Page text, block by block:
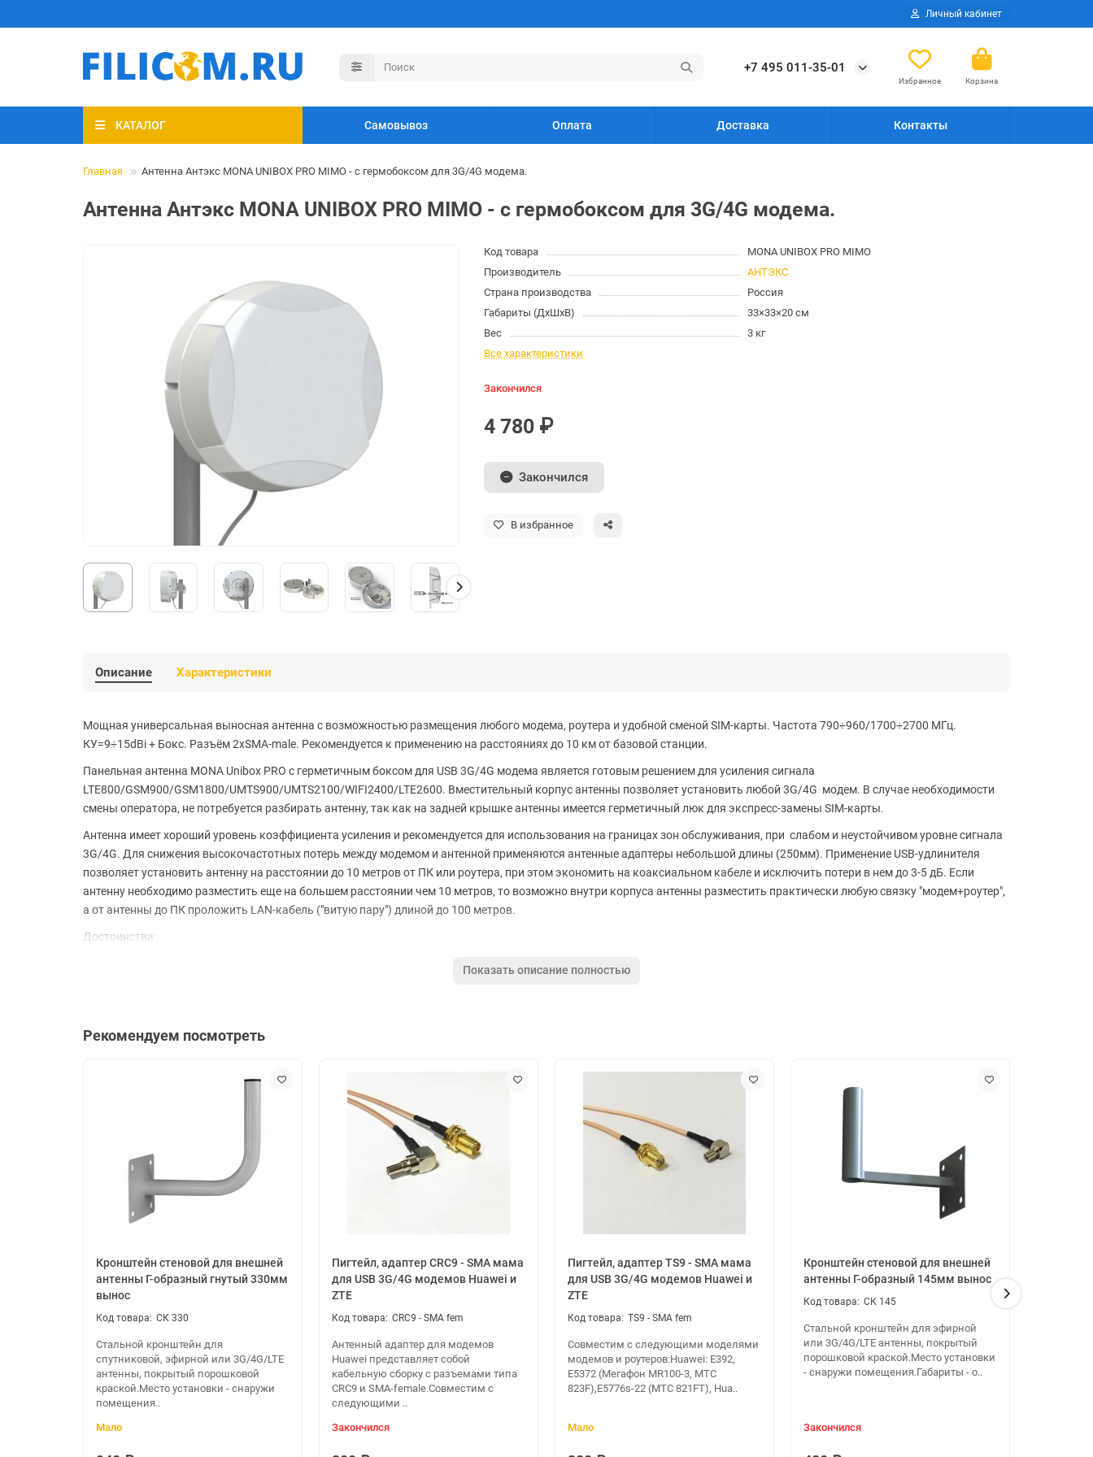
Личный кабинет
+7 495 011-35-01
Избранное Корзина
КАТАЛОГ Самовывоз Оплата Доставка Контакты
Главная Антенна Антэкс MONA UNIBOX PRO MIMO - с гермобоксом для 3G/4G модема.
Антенна Антэкс MONA UNIBOX PRO MIMO - с гермобоксом для 3G/4G модема.
Код товара
MONA UNIBOX PRO MIMO
Производитель
АНТЭКС
Страна производства
Россия
Габариты (ДхШхВ)
33×33×20 см
Вес
3 кг
Все характеристики
Закончился
4 780 ₽
Закончился
В избранное
Описание Характеристики
Мощная универсальная выносная антенна с возможностью размещения любого модема, роутера и удобной сменой SIM-карты. Частота 790÷960/1700÷2700 МГц.
КУ=9÷15dBi + Бокс. Разъём 2xSMA-male. Рекомендуется к применению на расстояниях до 10 км от базовой станции.
Панельная антенна MONA Unibox PRO с герметичным боксом для USB 3G/4G модема является готовым решением для усиления сигнала
LTE800/GSM900/GSM1800/UMTS900/UMTS2100/WIFI2400/LTE2600. Вместительный корпус антенны позволяет установить любой 3G/4G модем. В случае необходимости
смены оператора, не потребуется разбирать антенну, так как на задней крышке антенны имеется герметичный люк для экспресс-замены SIM-карты.
Антенна имеет хороший уровень коэффициента усиления и рекомендуется для использования на границах зон обслуживания, при слабом и неустойчивом уровне сигнала
3G/4G. Для снижения высокочастотных потерь между модемом и антенной применяются антенные адаптеры небольшой длины (250мм). Применение USB-удлинителя
позволяет установить антенну на расстоянии до 10 метров от ПК или роутера, при этом экономить на коаксиальном кабеле и исключить потери в нем до 3-5 дБ. Если
антенну необходимо разместить еще на большем расстоянии чем 10 метров, то возможно внутри корпуса антенны разместить практически любую связку "модем+роутер",
а от антенны до ПК проложить LAN-кабель ("витую пару") длиной до 100 метров.
Достоинства:
Низкие потери в тракте от антенны к модему
Активные излучателя антенны укрыты в пластиковый корпус
Вместительный герметичный бокс обеспечивает защиту модема или связки "модем+роутер" от влаги по классу IP65
Пластик корпуса антенны защищен от воздействия ультрафиолета и имеет увеличенный срок службы.
Антенна имеет современный дизайн
Стандартный комплект поставки:
USB-удлинитель из кабеля типа FTP CAT5 длиной 10 метров
Антенное крепление на трубу или мачту
Инструкция по установке (скачать)
Упаковка из картона
Пигтейлы для соединения модема и антенны
Электрические характеристики
Рабочий диапазон частот, МГц
Коэффициент усиления,
Показать описание полностью
Рекомендуем посмотреть
Кронштейн стеновой для внешней
антенны Г-образный гнутый 330мм
вынос
СК 330
Стальной кронштейн для
спутниковой, эфирной или 3G/4G/LTE
антенны, покрытый порошковой
краской.Место установки - снаружи
помещения..
Мало
Пигтейл, адаптер CRC9 - SMA мама
для USB 3G/4G модемов Huawei и
ZTE
CRC9 - SMA fem
Антенный адаптер для модемов
Huawei представляет собой
кабельную сборку с разъемами типа
CRC9 и SMA-female.Совместим с
следующими ..
Закончился
Пигтейл, адаптер TS9 - SMA мама
для USB 3G/4G модемов Huawei и
ZTE
TS9 - SMA fem
Совместим с следующими моделями
модемов и роутеров:Huawei: E392,
E5372 (Мегафон MR100-3, МТС
823F),E5776s-22 (МТС 821FT), Hua..
Мало
Кронштейн стеновой для внешней
антенны Г-образный 145мм вынос
СК 145
Стальной кронштейн для эфирной
или 3G/4G/LTE антенны, покрытый
порошковой краской.Место установки
- снаружи помещения.Габариты - о..
Закончился